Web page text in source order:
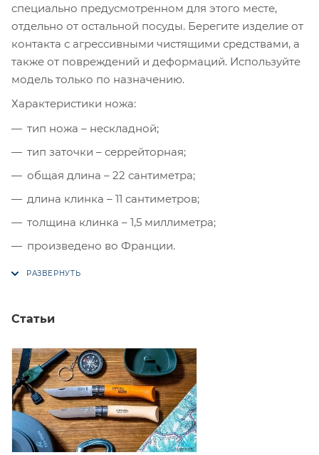
специально предусмотренном для этого месте,
отдельно от остальной посуды. Берегите изделие от
контакта с агрессивными чистящими средствами, а
также от повреждений и деформаций. Используйте
модель только по назначению.
Характеристики ножа:
тип ножа – нескладной;
тип заточки – серрейторная;
общая длина – 22 сантиметра;
длина клинка – 11 сантиметров;
толщина клинка – 1,5 миллиметра;
произведено во Франции.
Статьи